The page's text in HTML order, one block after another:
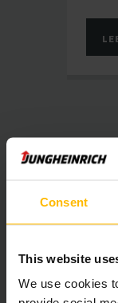
Consent
This website
We use cookies